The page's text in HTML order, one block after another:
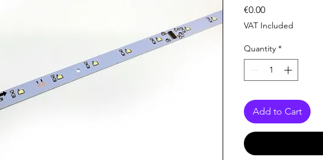
€0.00Price
VAT Included
Quantity *
Add to Cart